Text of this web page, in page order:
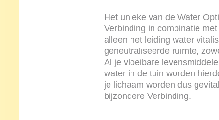
Het unieke van de Water
Verbinding in combinatie
alleen het leiding water
geneutraliseerde ruimte,
Al je vloeibare
water in de tuin worden
je lichaam worden dus
bijzondere Verbinding.